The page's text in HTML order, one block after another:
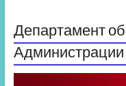
Департамент
Администрации